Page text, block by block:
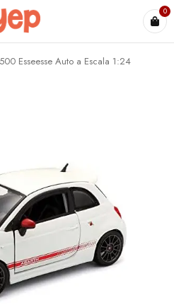
0
Esseesse Auto a Escala 1:24